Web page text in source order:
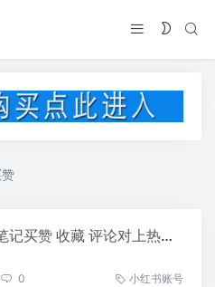
小红书笔记买赞 收藏 评论对上热门有用吗？
0 小红书账号